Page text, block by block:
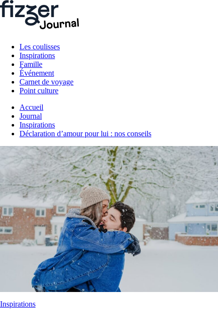
Les coulisses
Inspirations
Famille
Événement
Carnet de voyage
Point culture
Accueil
Journal
Inspirations
Déclaration d’amour pour lui : nos conseils
Inspirations